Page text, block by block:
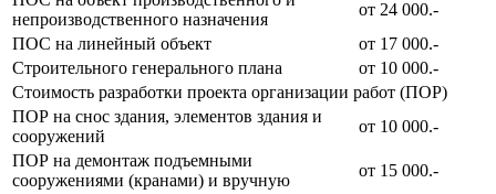
непроизводственного назначения
от 24 000.-
ПОС на линейный объект
от 17 000.-
Строительного генерального плана
от 10 000.-
Стоимость разработки проекта организации работ (ПОР)
ПОР на снос здания, элементов здания и
сооружений
от 10 000.-
ПОР на демонтаж подъемными
сооружениями (кранами) и вручную
от 15 000.-